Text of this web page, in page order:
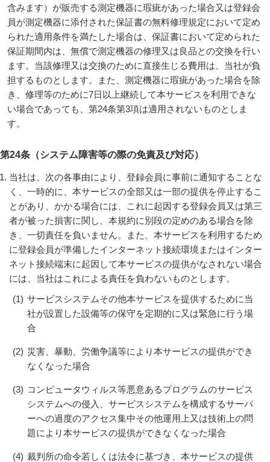
含みます）が販売する測定機器に瑕疵があった場合又は登録会
員が測定機器に添付された保証書の無料修理規定において定め
られた適用条件を満たした場合は、保証書において定められた
保証期間内は、無償で測定機器の修理又は良品との交換を行い
ます。当該修理又は交換のために直接生じる費用は、当社が負
担するものとします。また、測定機器に瑕疵があった場合を除
き、修理等のために7日以上継続して本サービスを利用できな
い場合であっても、第24条第3項は適用されないものとしま
す。
第24条（システム障害等の際の免責及び対応）
当社は、次の各事由により、登録会員に事前に通知することな
く、一時的に、本サービスの全部又は一部の提供を停止するこ
とがあり、かかる場合には、これに起因する登録会員又は第三
者が被った損害に関し、本規約に別段の定めのある場合を除
き、一切責任を負いません。また、本サービスを利用するため
に登録会員が準備したインターネット接続環境またはインター
ネット接続端末に起因して本サービスの提供がなされない場合
には、当社はこれによる責任を負わないものとします。
(1) サービスシステムその他本サービスを提供するために当
社が設置した設備等の保守を定期的に又は緊急に行う場
合
(2) 災害、暴動、労働争議等により本サービスの提供ができ
なくなった場合
(3) コンピュータウィルス等悪意あるプログラムのサービス
システムへの侵入、サービスシステムを構成するサーバ
ーへの過度のアクセス集中その他運用上又は技術上の問
題により本サービスの提供ができなくなった場合
(4) 裁判所の命令若しくは法令に基づき、本サービスの提供